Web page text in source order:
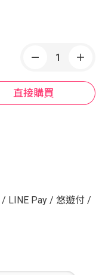
直接購買
/ LINE Pay / 悠遊付 /